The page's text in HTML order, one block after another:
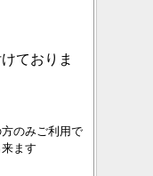
ておりま
のみご利用で
ます